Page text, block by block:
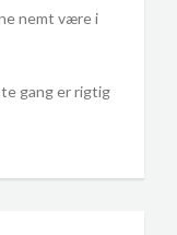
nemt være i
gang er rigtig